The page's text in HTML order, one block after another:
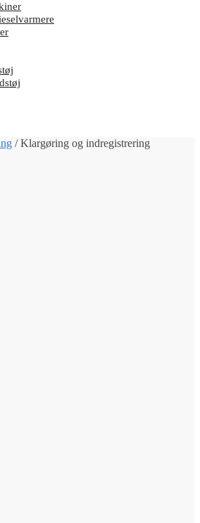
/Klargøring og indregistrering